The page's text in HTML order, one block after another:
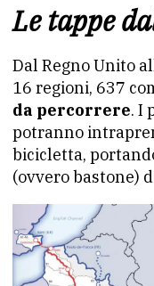
Le tappe
Dal Regno Unito
16 regioni, 637
da percorrere. I
potranno
bicicletta,
(ovvero bastone)